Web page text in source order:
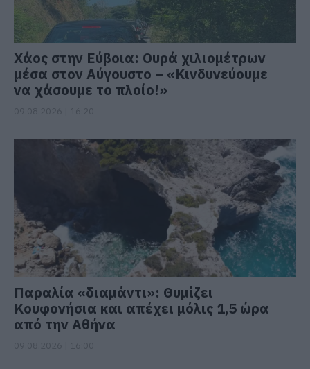
Χάος στην Εύβοια: Ουρά χιλιομέτρων
μέσα στον Αύγουστο – «Κινδυνεύουμε
να χάσουμε το πλοίο!»
Παραλία «διαμάντι»: Θυμίζει
Κουφονήσια και απέχει μόλις 1,5 ώρα
από την Αθήνα